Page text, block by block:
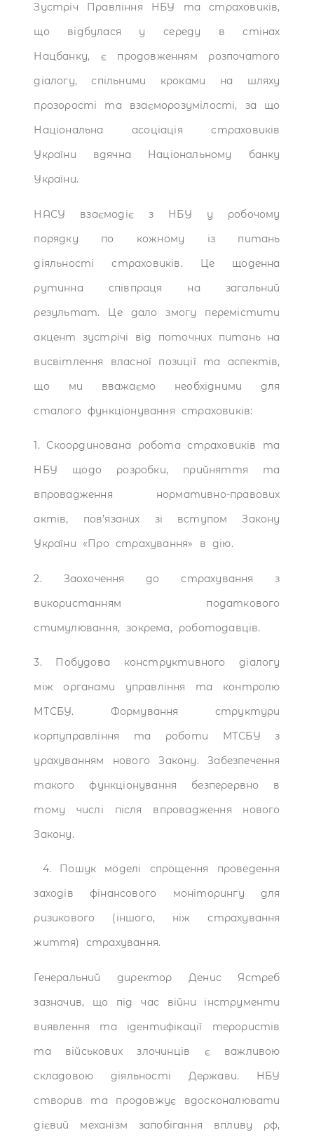
Зустріч Правління НБУ та страховиків,
що відбулася у середу в стінах
Нацбанку, є продовженням розпочатого
діалогу, спільними кроками на шляху
прозорості та взаєморозумілості, за що
Національна асоціація страховиків
України вдячна Національному банку
України.
НАСУ взаємодіє з НБУ у робочому
порядку по кожному із питань
діяльності страховиків. Це щоденна
рутинна співпраця на загальний
результат. Це дало змогу перемістити
акцент зустрічі від поточних питань на
висвітлення власної позиції та аспектів,
що ми вважаємо необхідними для
сталого функціонування страховиків:
1. Скоординована робота страховиків та
НБУ щодо розробки, прийняття та
впровадження нормативно-правових
актів, пов’язаних зі вступом Закону
України «Про страхування» в дію.
2. Заохочення до страхування з
використанням податкового
стимулювання, зокрема, роботодавців.
3. Побудова конструктивного діалогу
між органами управління та контролю
МТСБУ. Формування структури
корпуправління та роботи МТСБУ з
урахуванням нового Закону. Забезпечення
такого функціонування безперервно в
тому числі після впровадження нового
Закону.
4. Пошук моделі спрощення проведення
заходів фінансового моніторингу для
ризикового (іншого, ніж страхування
життя) страхування.
Генеральний директор Денис Ястреб
зазначив, що під час війни інструменти
виявлення та ідентифікації терористів
та військових злочинців є важливою
складовою діяльності Держави. НБУ
створив та продовжує вдосконалювати
дієвий механізм запобігання впливу рф,